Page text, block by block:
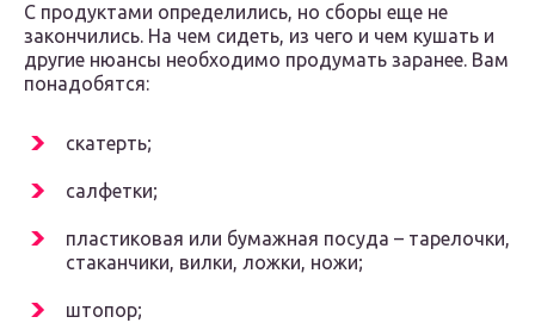
С продуктами определились, но сборы еще не
закончились. На чем сидеть, из чего и чем кушать и
другие нюансы необходимо продумать заранее. Вам
понадобятся:
скатерть;
салфетки;
пластиковая или бумажная посуда – тарелочки,
стаканчики, вилки, ложки, ножи;
штопор;